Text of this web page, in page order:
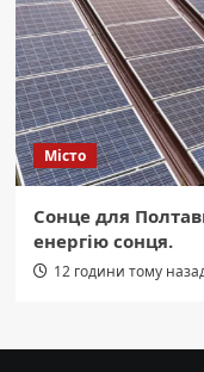
Місто
Сонце для
енергію сонця.
12 години тому